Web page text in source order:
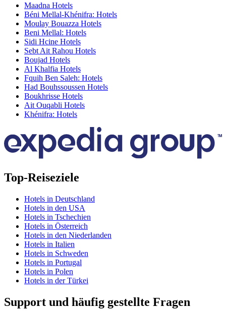
Maadna Hotels
Béni Mellal-Khénifra: Hotels
Moulay Bouazza Hotels
Beni Mellal: Hotels
Sidi Hcine Hotels
Sebt Ait Rahou Hotels
Boujad Hotels
Al Khalfia Hotels
Fquih Ben Saleh: Hotels
Had Bouhssoussen Hotels
Boukhrisse Hotels
Ait Ouqabli Hotels
Khénifra: Hotels
Top-Reiseziele
Hotels in Deutschland
Hotels in den USA
Hotels in Tschechien
Hotels in Österreich
Hotels in den Niederlanden
Hotels in Italien
Hotels in Schweden
Hotels in Portugal
Hotels in Polen
Hotels in der Türkei
Support und häufig gestellte Fragen